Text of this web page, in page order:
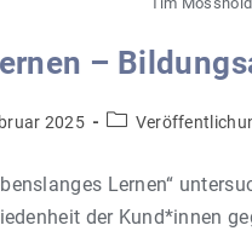
–
2025
Beitrags-
Lernen“
der Kund*innen